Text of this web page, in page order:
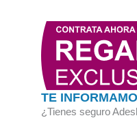
TE
¿Tienes seguro